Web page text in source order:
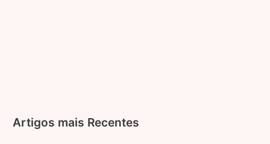
Artigos mais Recentes